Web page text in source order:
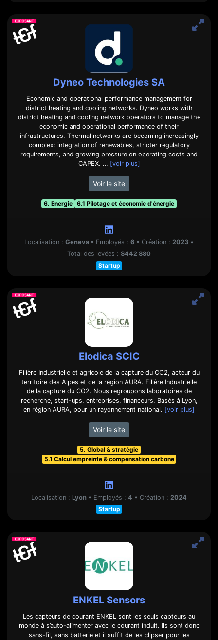
Dyneo Technologies SA
Economic and operational performance management for
district heating and cooling networks. Dyneo works with
district heating and cooling network operators to manage the
economic and operational performance of their
infrastructures. Thermal networks are becoming increasingly
complex: integration of renewables, stricter regulatory
requirements, and growing pressure on operating costs and
CAPEX. … [voir plus]
Voir le site
6. Energie 6.1 Pilotage et économie d'énergie
Localisation : Geneva • Employés : 6 • Création : 2023 •
Total des levées : $442 880
Startup
Elodica SCIC
Filière Industrielle et agricole de la capture du CO2, acteur du
territoire des Alpes et de la région AURA. Filière Industrielle
de la capture du CO2. Nous regroupons laboratoires de
recherche, start-ups, entreprises, financeurs. Basés à Lyon,
en région AURA, pour un rayonnement national. [voir plus]
Voir le site
5. Global & stratégie
5.1 Calcul empreinte & compensation carbone
Localisation : Lyon • Employés : 4 • Création : 2024
Startup
ENKEL Sensors
Les capteurs de courant ENKEL sont les seuls capteurs au
monde à s’auto-alimenter avec le courant induit. Ils sont donc
sans-fil, sans batterie et il suffit de les clipser pour les